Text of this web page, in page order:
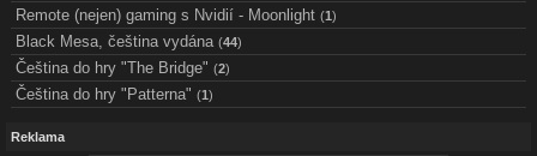
Remote (nejen) gaming s Nvidií - Moonlight (1 )
Black Mesa, čeština vydána (44)
Čeština do hry "The Bridge" (2)
Čeština do hry "Patterna" (1 )
Reklama